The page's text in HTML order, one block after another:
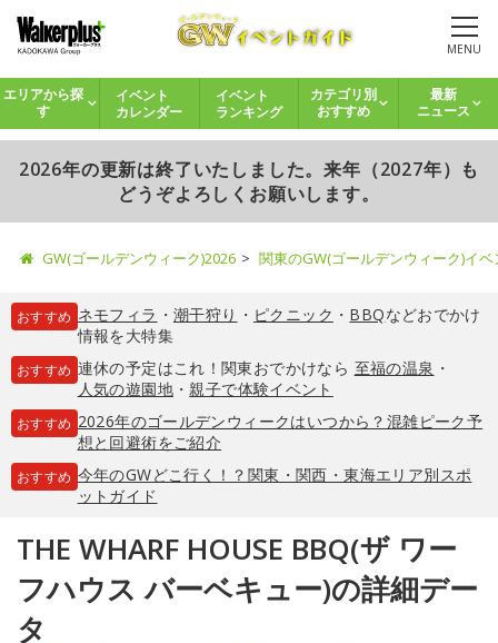
MENU
エリアから探
す
イベント
カレンダー
イベント
ランキング
カテゴリ別
おすすめ
最新
ニュース
2026年の更新は終了いたしました。来年（2027年）も
どうぞよろしくお願いします。
GW(ゴールデンウィーク)2026 関東のGW(ゴールデンウィーク)イ
おすすめ ネモフィラ ・ 潮干狩り ・ ピクニック ・ BBQなどおでかけ
情報を大特集
おすすめ 連休の予定はこれ！関東おでかけなら 至福の温泉 ・
人気の遊園地・親子で体験イベント
おすすめ 2026年のゴールデンウィークはいつから？混雑ピーク予
想と回避術をご紹介
おすすめ 今年のGWどこ行く！？関東・関西・東海エリア別スポ
ットガイド
THE WHARF HOUSE BBQ(ザ ワー
フハウス バーベキュー)の詳細デー
タ